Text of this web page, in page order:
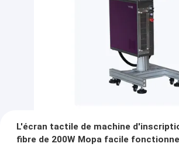
L'écran tactile de machine
fibre de 200W Mopa facile